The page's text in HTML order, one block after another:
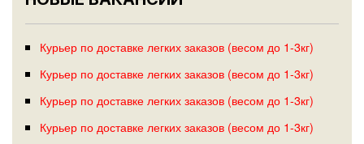
Курьер по доставке легких заказов (весом до 1-3кг)
Курьер по доставке легких заказов (весом до 1-3кг)
Курьер по доставке легких заказов (весом до 1-3кг)
Курьер по доставке легких заказов (весом до 1-3кг)